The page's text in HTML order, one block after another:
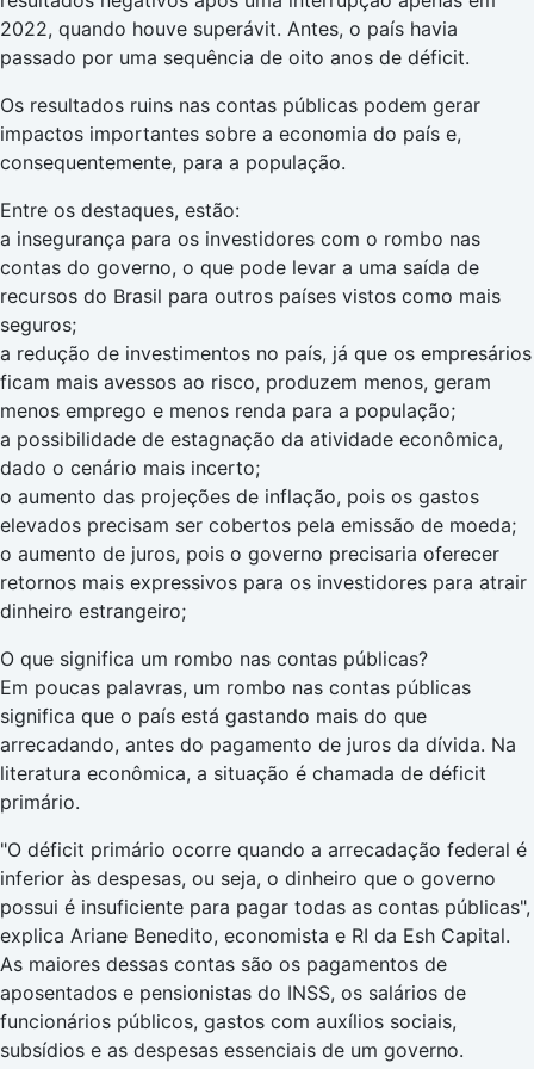
2022, quando houve superávit. Antes, o país havia
passado por uma sequência de oito anos de déficit.
Os resultados ruins nas contas públicas podem gerar
impactos importantes sobre a economia do país e,
consequentemente, para a população.
Entre os destaques, estão:
a insegurança para os investidores com o rombo nas
contas do governo, o que pode levar a uma saída de
recursos do Brasil para outros países vistos como mais
seguros;
a redução de investimentos no país, já que os empresários
ficam mais avessos ao risco, produzem menos, geram
menos emprego e menos renda para a população;
a possibilidade de estagnação da atividade econômica,
dado o cenário mais incerto;
o aumento das projeções de inflação, pois os gastos
elevados precisam ser cobertos pela emissão de moeda;
o aumento de juros, pois o governo precisaria oferecer
retornos mais expressivos para os investidores para atrair
dinheiro estrangeiro;
O que significa um rombo nas contas públicas?
Em poucas palavras, um rombo nas contas públicas
significa que o país está gastando mais do que
arrecadando, antes do pagamento de juros da dívida. Na
literatura econômica, a situação é chamada de déficit
primário.
"O déficit primário ocorre quando a arrecadação federal é
inferior às despesas, ou seja, o dinheiro que o governo
possui é insuficiente para pagar todas as contas públicas",
explica Ariane Benedito, economista e RI da Esh Capital.
As maiores dessas contas são os pagamentos de
aposentados e pensionistas do INSS, os salários de
funcionários públicos, gastos com auxílios sociais,
subsídios e as despesas essenciais de um governo.